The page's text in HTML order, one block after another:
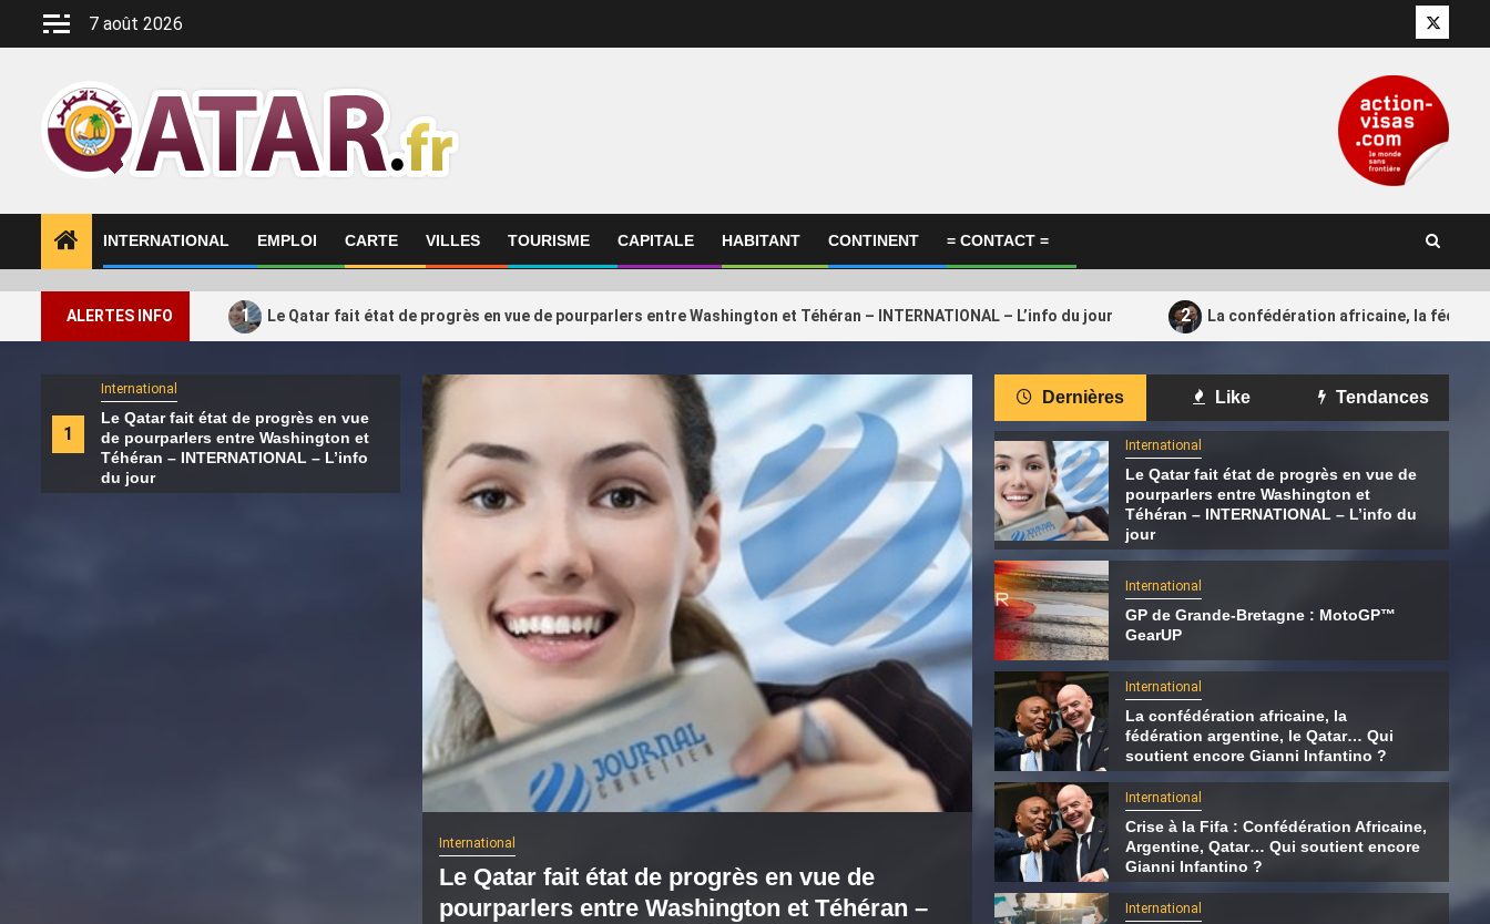
7 août 2026 Twitter
INTERNATIONAL EMPLOI CARTE VILLES TOURISME CAPITALE HABITANT CONTINENT = CONTACT =
ALERTES INFO 1 Le Qatar fait état de progrès en vue de pourparlers entre Washington et Téhéran – INTERNATIONAL – L’info du jour 2 La confédération africaine, la
1
International
Le Qatar fait état de progrès en vue
de pourparlers entre Washington et
Téhéran – INTERNATIONAL – L’info
du jour
2
fédération argentine, le Qatar… Qui
soutient encore Gianni Infantino ?
International
GP de Grande-Bretagne : MotoGP™
GearUP
4
International
Crise à la Fifa : Confédération
Africaine, Argentine, Qatar… Qui
soutient encore Gianni Infantino ?
International
Le Qatar fait état de progrès en vue de
pourparlers entre Washington et Téhéran –
International
La confédération africaine, la fédération
argentine, le Qatar… Qui soutient encore
Dernières Like Tendances
International
Le Qatar fait état de progrès en vue de
pourparlers entre Washington et
Téhéran – INTERNATIONAL – L’info du
jour
International
GP de Grande-Bretagne : MotoGP™
GearUP
International
La confédération africaine, la
fédération argentine, le Qatar… Qui
soutient encore Gianni Infantino ?
International
Crise à la Fifa : Confédération Africaine,
Argentine, Qatar… Qui soutient encore
Gianni Infantino ?
International